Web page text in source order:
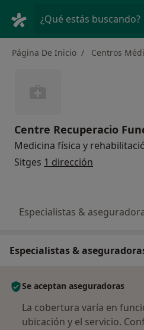
¿Qué estás buscando?
Página De Inicio Centros
Centre Recuperacio
Medicina física y
Sitges 1 dirección
Especialistas &
Especialistas &
Se aceptan aseguradoras
La cobertura varía en
ubicación y el servicio.